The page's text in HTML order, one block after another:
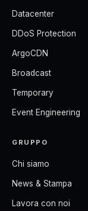
Datacenter
DDoS Protection
ArgoCDN
Broadcast
Temporary
Event Engineering
GRUPPO
Chi siamo
News & Stampa
Lavora con noi